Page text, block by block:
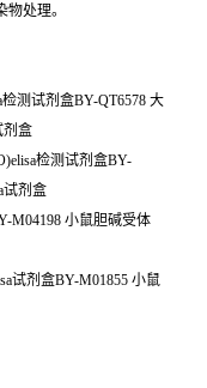
处理。
测试剂盒BY-QT6578 大
剂盒
检测试剂盒BY-
试剂盒
M04198 小鼠胆碱受体
试剂盒BY-M01855 小鼠